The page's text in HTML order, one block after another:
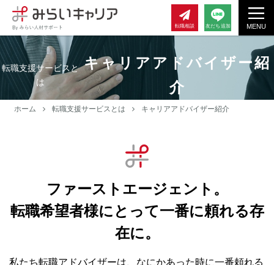
MENU
転職相談 友だち追加
転職支援サービスと
は
キャリアアドバイザー紹
介
ホーム 転職支援サービスとは キャリアアドバイザー紹介
ファーストエージェント。
転職希望者様にとって一番に頼れる存
在に。
私たち転職アドバイザーは、なにかあった時に一番頼れる